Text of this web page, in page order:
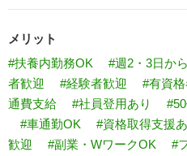
メリット
#扶養内勤務OK
#週2・3日か
者歓迎
#経験者歓迎 #有資
通費支給
#社員登用あり
#車通勤OK
#資格取得支援
歓迎
#副業・WワークOK #